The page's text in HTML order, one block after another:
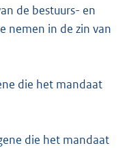
de bestuurs- en
nemen in de zin van
die het mandaat
die het mandaat